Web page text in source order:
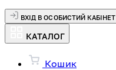
ВХІД В ОСОБИСТИЙ КАБІНЕТ
КАТАЛОГ
Кошик